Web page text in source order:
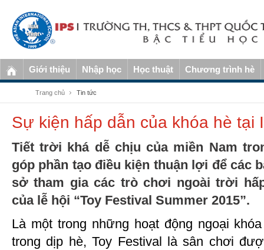
Giới thiệu Nhập học Học thuật Chương trình hè
Trang chủ Tin tức
Sự kiện hấp dẫn của khóa hè tại
Tiết trời khá dễ chịu của miền Nam
góp phần tạo điều kiện thuận lợi để các
sở tham gia các trò chơi ngoài trời
của lễ hội “Toy Festival Summer 2015”.
Là một trong những hoạt động ngoại
trong dịp hè, Toy Festival là sân chơi